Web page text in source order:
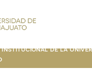
Institucional de la